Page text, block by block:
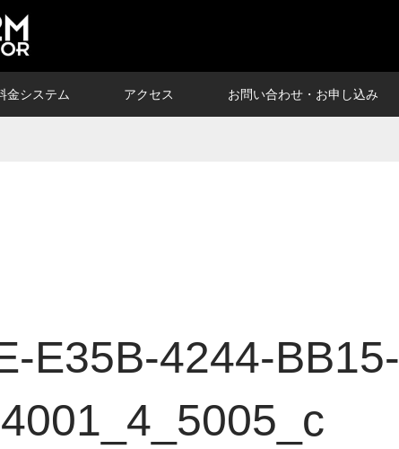
金システム アクセス お問い合わせ・お申し込み
E35B-4244-BB15-